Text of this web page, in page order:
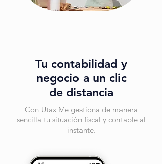
Tu contabilidad y
negocio a un clic
de distancia
Con Utax Me gestiona de manera
sencilla tu situación fiscal y contable al
instante.